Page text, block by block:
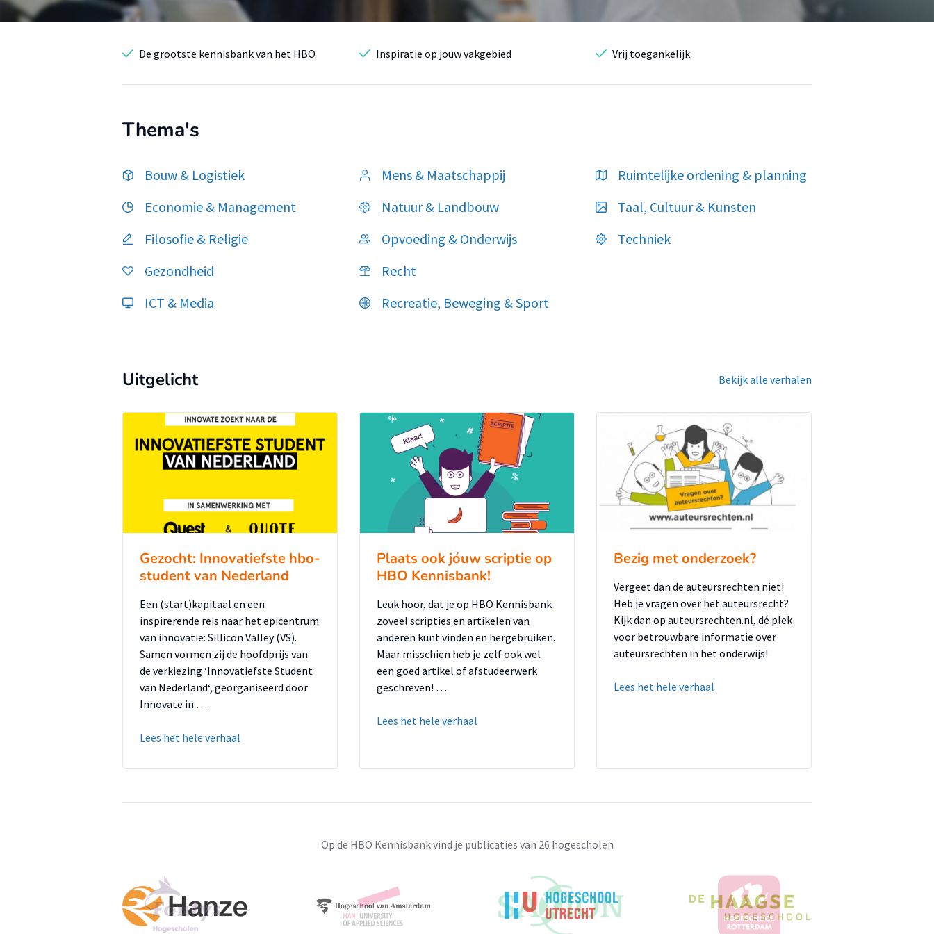
De grootste kennisbank van het HBO Inspiratie op jouw vakgebied Vrij toegankelijk
Thema's
Bouw & Logistiek
Economie & Management
Filosofie & Religie
Gezondheid
ICT & Media
Mens & Maatschappij
Natuur & Landbouw
Opvoeding & Onderwijs
Recht
Recreatie, Beweging & Sport
Ruimtelijke ordening & planning
Taal, Cultuur & Kunsten
Techniek
Uitgelicht Bekijk alle verhalen
Gezocht: Innovatiefste hbo-
student van Nederland
Een (start)kapitaal en een
inspirerende reis naar het epicentrum
van innovatie: Sillicon Valley (VS).
Samen vormen zij de hoofdprijs van
de verkiezing ‘Innovatiefste Student
van Nederland‘, georganiseerd door
Innovate in …
Lees het hele verhaal
Plaats ook jóuw scriptie op
HBO Kennisbank!
Leuk hoor, dat je op HBO Kennisbank
zoveel scripties en artikelen van
anderen kunt vinden en hergebruiken.
Maar misschien heb je zelf ook wel
een goed artikel of afstudeerwerk
geschreven! …
Lees het hele verhaal
Bezig met onderzoek?
Vergeet dan de auteursrechten niet!
Heb je vragen over het auteursrecht?
Kijk dan op auteursrechten.nl, dé plek
voor betrouwbare informatie over
auteursrechten in het onderwijs!
Lees het hele verhaal
Op de HBO Kennisbank vind je publicaties van 26 hogescholen